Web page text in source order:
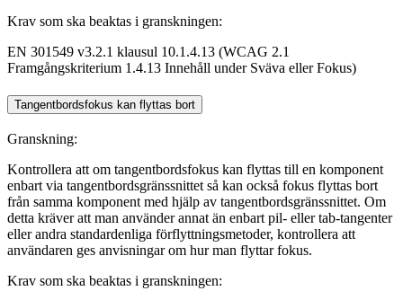
Krav som ska beaktas i granskningen:
EN 301549 v3.2.1 klausul 10.1.4.13 (WCAG 2.1
Framgångskriterium 1.4.13 Innehåll under Sväva eller Fokus)
Tangentbordsfokus kan flyttas bort
Granskning:
Kontrollera att om tangentbordsfokus kan flyttas till en komponent
enbart via tangentbordsgränssnittet så kan också fokus flyttas bort
från samma komponent med hjälp av tangentbordsgränssnittet. Om
detta kräver att man använder annat än enbart pil- eller tab-tangenter
eller andra standardenliga förflyttningsmetoder, kontrollera att
användaren ges anvisningar om hur man flyttar fokus.
Krav som ska beaktas i granskningen: